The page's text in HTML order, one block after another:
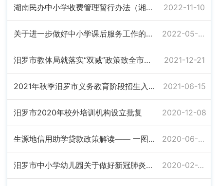
湖南民办中小学收费管理暂行办法（湘发改价规【2022】451）号(1) 2022-11-10
关于进一步做好中小学课后服务工作的通知 2022-05-09
汨罗市教体局就落实“双减”政策致全市中小学生、学生家长及教育工作者的一封信 2021-12-21
2021年秋季汨罗市义务教育阶段招生入学工作方案 2021-06-15
汨罗市2020年校外培训机构设立批复 2020-12-08
生源地信用助学贷款政策解读—— 一图看懂大学生生源地信用助学贷款政策 2020-06-04
汨罗市中小学幼儿园关于做好新冠肺炎疫情防控期间校车安全管理工作的通知 2020-02-28